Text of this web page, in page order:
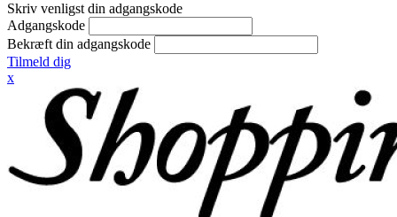
Skriv venligst din adgangskode
Adgangskode
Bekræft din adgangskode
Tilmeld dig
x